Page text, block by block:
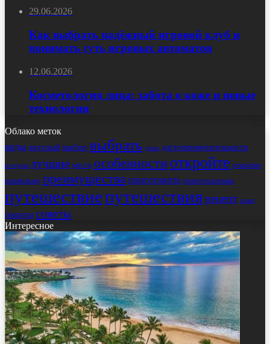
29.06.2026
Как выбрать надёжный игровой клуб и
понимать суть игровых автоматов
12.06.2026
Косметология лица: забота о коже и новые
технологии
Облако меток
виды вкусный выбор выбрать дома достопримечательности
история лучшие места особенности откройте открытие
правильно преимущества приготовить приготовления
путешествиепутешествиярецепт салат
секреты советы
Интересное